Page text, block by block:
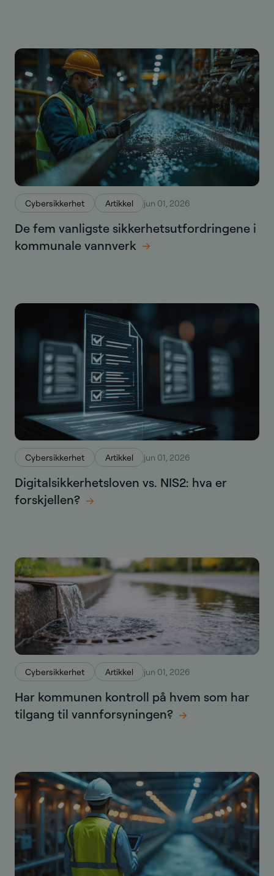
Cybersikkerhet Artikkel jun 01, 2026
De fem vanligste sikkerhetsutfordringene i
kommunale vannverk
Cybersikkerhet Artikkel jun 01, 2026
Digitalsikkerhetsloven vs. NIS2: hva er
forskjellen?
Cybersikkerhet Artikkel jun 01, 2026
Har kommunen kontroll på hvem som har
tilgang til vannforsyningen?